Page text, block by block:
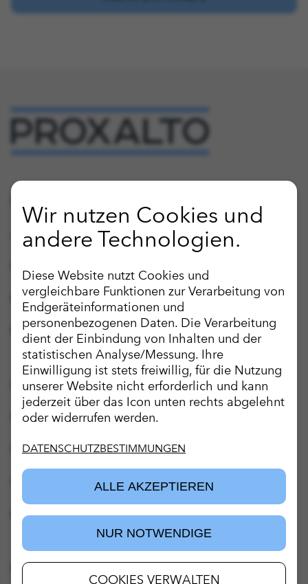
Anregungen & Kritik
Hinweisgebersystem
FAQ-Bereich
Kontakt
Datenschutzbestimmungen
Nutzungsbedingungen
Rechtliche Hinweise
Barrierefreiheit
© Copyright Proxalto Lebensversicherung AG
Wir nutzen Cookies und
andere Technologien.
Diese Website nutzt Cookies und
vergleichbare Funktionen zur Verarbeitung von
Endgeräteinformationen und
personenbezogenen Daten. Die Verarbeitung
dient der Einbindung von Inhalten und der
statistischen Analyse/Messung. Ihre
Einwilligung ist stets freiwillig, für die Nutzung
unserer Website nicht erforderlich und kann
jederzeit über das Icon unten rechts abgelehnt
oder widerrufen werden.
Essenziell
Name Anbieter
cookie_optin
Proxalto
SgCookieOptin.lastPreferences
Proxalto
Name Anbieter Laufzeit Zweck
_pk_id.* Matomo 13 Monate
Erkennt
Matomo 30 Minuten
_pk_ref.*
Matomo 6 Monate Speichert
DATENSCHUTZBESTIMMUNGEN
ALLE AKZEPTIEREN
NUR NOTWENDIGE
COOKIES VERWALTEN